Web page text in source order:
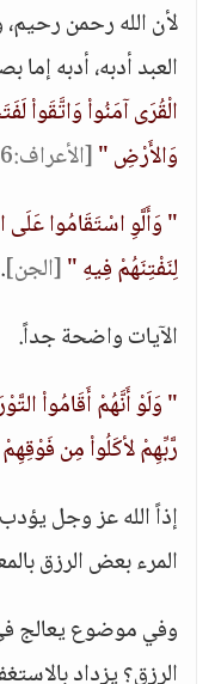
لأن الله رحمن رحيم،
العبد أدبه، أدبه إما
الْقُرَى آمَنُواْ وَاتَّقَواْ
وَالأَرْضِ "[الأعراف:96]
" وَأَلَّوِ اسْتَقَامُوا عَلَى
لِنَفْتِنَهُمْ فِيهِ "[الجن].
الآيات واضحة جداً.
" وَلَوْ أَنَّهُمْ أَقَامُواْ
رَّبِّهِمْ لأكَلُواْ مِن
إذاً الله عز وجل
المرء بعض الرزق
وفي موضوع يعالج
الرزق؟ يزداد